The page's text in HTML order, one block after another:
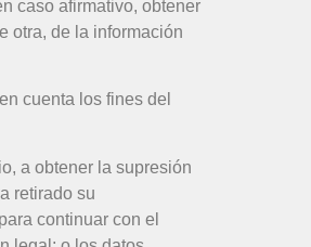
caso afirmativo, obtener
otra, de la información
cuenta los fines del
a obtener la supresión
retirado su
continuar con el